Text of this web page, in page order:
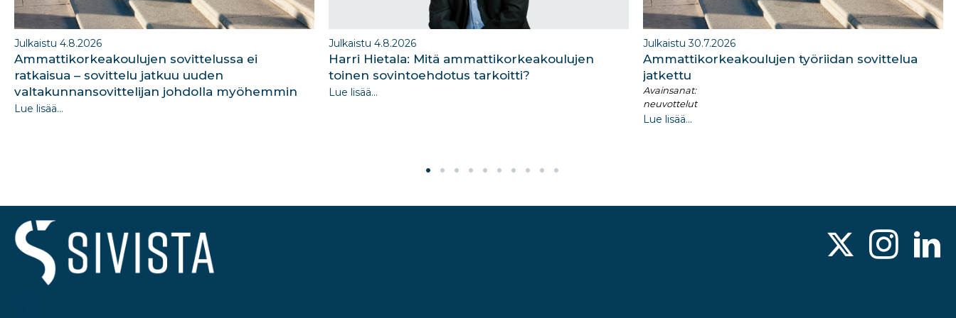
Julkaistu 4.8.2026
Ammattikorkeakoulujen sovittelussa ei
ratkaisua – sovittelu jatkuu uuden
valtakunnansovittelijan johdolla myöhemmin
Lue lisää...
Julkaistu 4.8.2026
Harri Hietala: Mitä ammattikorkeakoulujen
toinen sovintoehdotus tarkoitti?
Lue lisää...
Julkaistu 30.7.2026
Ammattikorkeakoulujen työriidan sovittelua
jatkettu
Avainsanat:
neuvottelut
Lue lisää...